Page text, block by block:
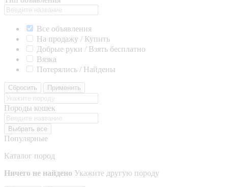
Все объявления
На продажу / Купить
Добрые руки / Взять бесплатно
Вязка
Потерялись / Найдены
Сбросить Применить
Породы кошек
Выбрать все
Популярные
Каталог пород
Ничего не найдено Укажите другую породу